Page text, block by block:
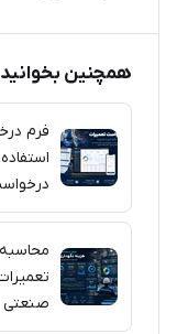
همچنین
فرم
صنعتی